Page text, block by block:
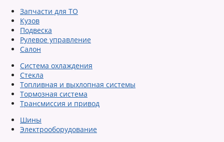
Запчасти для ТО
Кузов
Подвеска
Рулевое управление
Салон
Система охлаждения
Стекла
Топливная и выхлопная системы
Тормозная система
Трансмиссия и привод
Шины
Электрооборудование